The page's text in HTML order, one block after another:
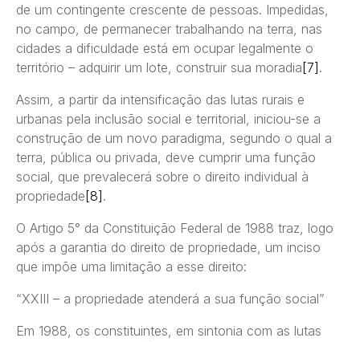
de um contingente crescente de pessoas. Impedidas,
no campo, de permanecer trabalhando na terra, nas
cidades a dificuldade está em ocupar legalmente o
território – adquirir um lote, construir sua moradia [7] .
Assim, a partir da intensificação das lutas rurais e
urbanas pela inclusão social e territorial, iniciou-se a
construção de um novo paradigma, segundo o qual a
terra, pública ou privada, deve cumprir uma função
social, que prevalecerá sobre o direito individual à
propriedade [8] .
O Artigo 5° da Constituição Federal de 1988 traz, logo
após a garantia do direito de propriedade, um inciso
que impõe uma limitação a esse direito:
“XXIII – a propriedade atenderá a sua função social”
Em 1988, os constituintes, em sintonia com as lutas